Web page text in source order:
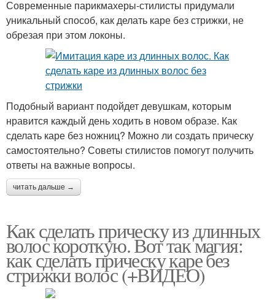
Современные парикмахеры-стилисты придумали
уникальный способ, как делать каре без стрижки, не
обрезая при этом локоны.
Подобный вариант подойдет девушкам, которым
нравится каждый день ходить в новом образе. Как
сделать каре без ножниц? Можно ли создать прическу
самостоятельно? Советы стилистов помогут получить
ответы на важные вопросы.
читать дальше →
Как сделать прическу из длинных
волос короткую. Вот так магия:
как сделать прическу каре без
стрижки волос (+ВИДЕО)